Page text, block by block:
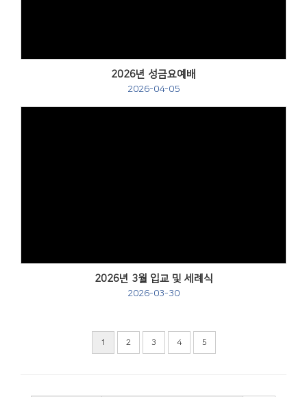
2026년 성금요예배
2026-04-05
2026년 3월 입교 및 세례식
2026-03-30
1 2 3 4 5